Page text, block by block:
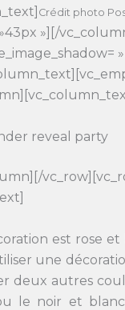
Crédit photo
»][/
reveal party
est rose
une
deux autres
le noir et